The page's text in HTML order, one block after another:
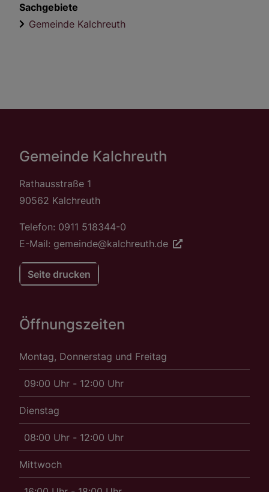
Sachgebiete
Gemeinde Kalchreuth
Gemeinde Kalchreuth
Rathausstraße 1
90562 Kalchreuth
Telefon: 0911 518344-0
E-Mail: gemeinde@kalchreuth.de
Seite drucken
Öffnungszeiten
Montag, Donnerstag und Freitag
09:00 Uhr - 12:00 Uhr
Dienstag
08:00 Uhr - 12:00 Uhr
Mittwoch